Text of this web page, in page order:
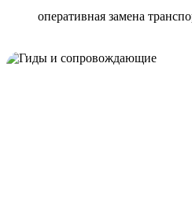
оперативная замена